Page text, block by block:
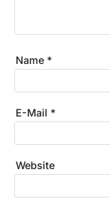
Name *
E-Mail *
Website